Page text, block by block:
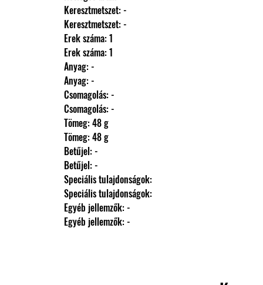
                Keresztmetszet: -
                Keresztmetszet: -
                Erek száma: 1
                Erek száma: 1
                Anyag: -
                Anyag: -
                Csomagolás: -
                Csomagolás: -
                Tömeg: 48 g
                Tömeg: 48 g
                Betűjel: -
                Betűjel: -
                Speciális tulajdonságok:
                Speciális tulajdonságok:
                Egyéb jellemzők: -
                Egyéb jellemzők: -